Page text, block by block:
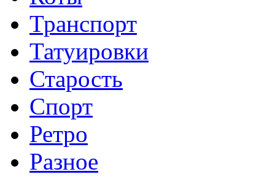
Транспорт
Татуировки
Старость
Спорт
Ретро
Разное